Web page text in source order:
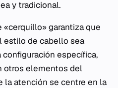
y tradicional.
«cerquillo» garantiza que
estilo de cabello sea
configuración específica,
otros elementos del
la atención se centre en la